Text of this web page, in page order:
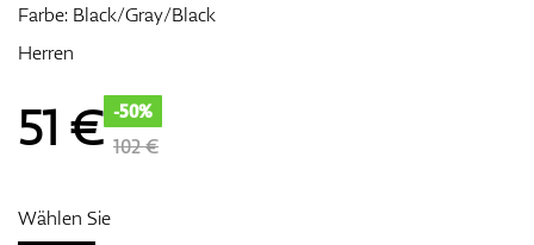
Entfernungsmesser & GPS
Farbe: Black/Gray/Black
Herren
51 € -50%
102 €
Wählen Sie